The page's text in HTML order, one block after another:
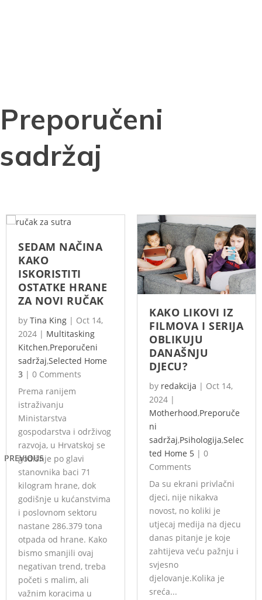
Preporučeni
sadržaj
PREVIOUS
SEDAM NAČINA
KAKO
ISKORISTITI
OSTATKE HRANE
ZA NOVI RUČAK
by Tina King | Oct 14,
2024 | Multitasking
Kitchen,Preporučeni
sadržaj,Selected Home
3 | 0 Comments
Prema ranijem
istraživanju
Ministarstva
gospodarstva i održivog
razvoja, u Hrvatskoj se
godišnje po glavi
stanovnika baci 71
kilogram hrane, dok
godišnje u kućanstvima
i poslovnom sektoru
nastane 286.379 tona
otpada od hrane. Kako
bismo smanjili ovaj
negativan trend, treba
početi s malim, ali
važnim koracima u
KAKO LIKOVI IZ
FILMOVA I SERIJA
OBLIKUJU
DANAŠNJU
DJECU?
by redakcija | Oct 14,
2024 |
Motherhood,Preporuče
ni
sadržaj,Psihologija,Selec
ted Home 5 | 0
Comments
Da su ekrani privlačni
djeci, nije nikakva
novost, no koliki je
utjecaj medija na djecu
danas pitanje je koje
zahtijeva veću pažnju i
svjesno
djelovanje.Kolika je
sreća...